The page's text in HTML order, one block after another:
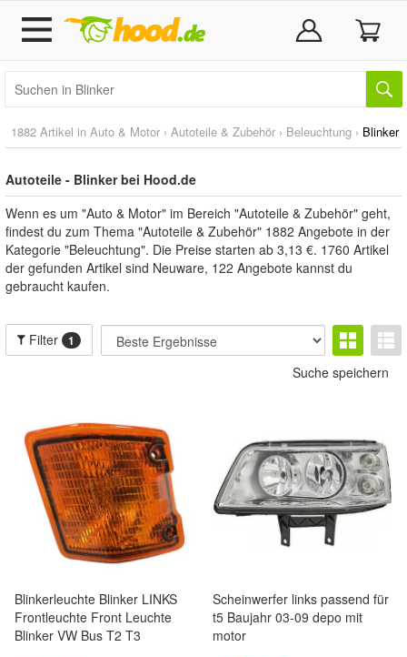
1882 Artikel in Auto & Motor › Autoteile & Zubehör › Beleuchtung › Blinker
Autoteile - Blinker bei Hood.de
Wenn es um "Auto & Motor" im Bereich "Autoteile & Zubehör" geht,
findest du zum Thema "Autoteile & Zubehör" 1882 Angebote in der
Kategorie "Beleuchtung". Die Preise starten ab 3,13 €. 1760 Artikel
der gefunden Artikel sind Neuware, 122 Angebote kannst du
gebraucht kaufen.
Filter 1
Suche speichern
Blinkerleuchte Blinker LINKS
Frontleuchte Front Leuchte
Blinker VW Bus T2 T3
Scheinwerfer links passend für
t5 Baujahr 03-09 depo mit
motor